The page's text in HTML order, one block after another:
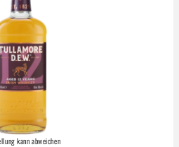
kann abweichen